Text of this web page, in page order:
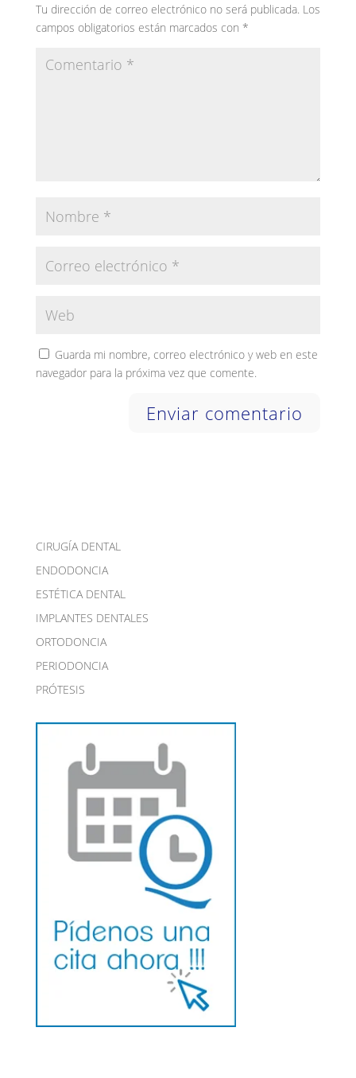
Tu dirección de correo electrónico no será publicada. Los
campos obligatorios están marcados con *
Guarda mi nombre, correo electrónico y web en este
navegador para la próxima vez que comente.
CIRUGÍA DENTAL
ENDODONCIA
ESTÉTICA DENTAL
IMPLANTES DENTALES
ORTODONCIA
PERIODONCIA
PRÓTESIS